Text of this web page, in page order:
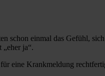
schon einmal das Gefühl,
„eher ja“.
eine Krankmeldung